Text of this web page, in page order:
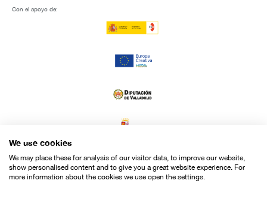
Con el apoyo de:
We use cookies
We may place these for analysis of our visitor data, to improve our website,
show personalised content and to give you a great website experience. For
more information about the cookies we use open the settings.